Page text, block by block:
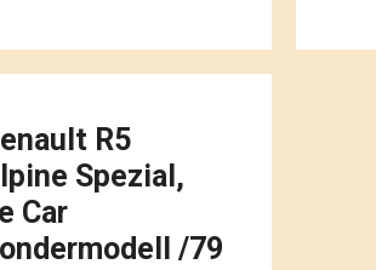
R5
Spezial,
Car
/79